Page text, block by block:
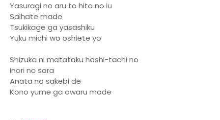
Yasuragi no aru to hito no iu
Saihate made
Tsukikage ga yasashiku
Yuku michi wo oshiete yo
Shizuka ni matataku hoshi-tachi no
Inori no sora
Anata no sakebi de
Kono yume ga owaru made